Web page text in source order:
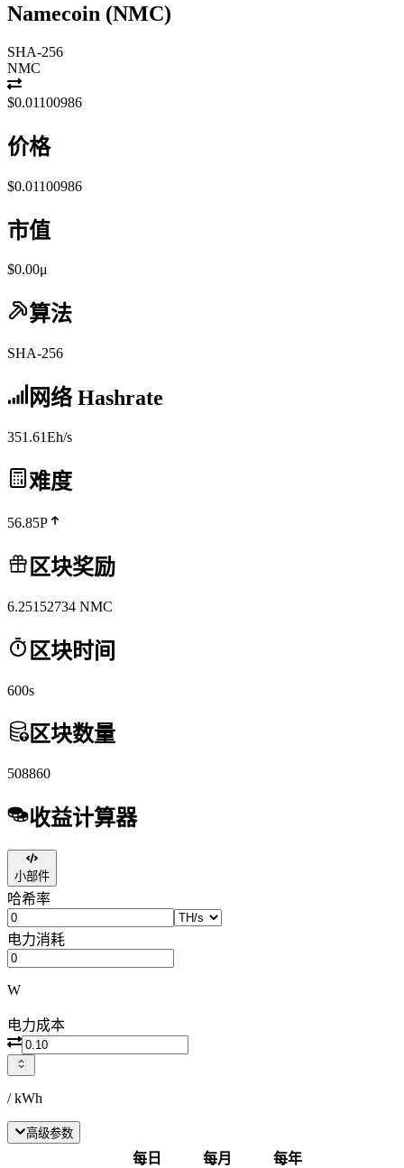
Namecoin (NMC)
SHA-256
NMC
$0.01100986
价格
$0.01100986
市值
$0.00μ
算法
SHA-256
网络 Hashrate
351.61Eh/s
难度
56.85P
区块奖励
6.25152734 NMC
区块时间
600s
区块数量
508860
收益计算器
小部件
哈希率
电力消耗
W
电力成本
/ kWh
高级参数
每日 每月
每年